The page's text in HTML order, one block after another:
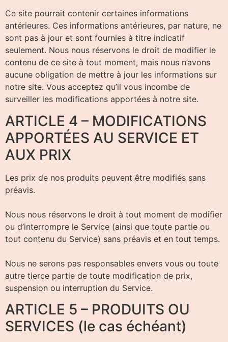
Ce site pourrait contenir certaines informations
antérieures. Ces informations antérieures, par nature, ne
sont pas à jour et sont fournies à titre indicatif
seulement. Nous nous réservons le droit de modifier le
contenu de ce site à tout moment, mais nous n’avons
aucune obligation de mettre à jour les informations sur
notre site. Vous acceptez qu’il vous incombe de
surveiller les modifications apportées à notre site.
ARTICLE 4 – MODIFICATIONS
APPORTÉES AU SERVICE ET
AUX PRIX
Les prix de nos produits peuvent être modifiés sans
préavis.
Nous nous réservons le droit à tout moment de modifier
ou d’interrompre le Service (ainsi que toute partie ou
tout contenu du Service) sans préavis et en tout temps.
Nous ne serons pas responsables envers vous ou toute
autre tierce partie de toute modification de prix,
suspension ou interruption du Service.
ARTICLE 5 – PRODUITS OU
SERVICES (le cas échéant)